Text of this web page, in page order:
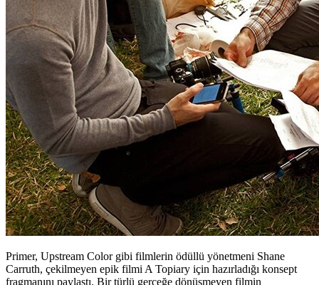
Primer, Upstream Color gibi filmlerin ödüllü yönetmeni Shane
Carruth, çekilmeyen epik filmi A Topiary için hazırladığı konsept
fragmanını paylaştı. Bir türlü gerçeğe dönüşmeyen filmin